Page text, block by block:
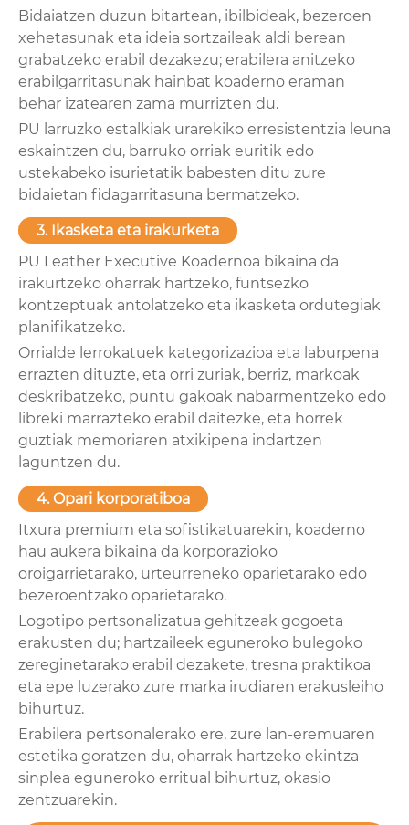
Bidaiatzen duzun bitartean, ibilbideak, bezeroen
xehetasunak eta ideia sortzaileak aldi berean
grabatzeko erabil dezakezu; erabilera anitzeko
erabilgarritasunak hainbat koaderno eraman
behar izatearen zama murrizten du.
PU larruzko estalkiak urarekiko erresistentzia leuna
eskaintzen du, barruko orriak euritik edo
ustekabeko isurietatik babesten ditu zure
bidaietan fidagarritasuna bermatzeko.
3. Ikasketa eta irakurketa
PU Leather Executive Koadernoa bikaina da
irakurtzeko oharrak hartzeko, funtsezko
kontzeptuak antolatzeko eta ikasketa ordutegiak
planifikatzeko.
Orrialde lerrokatuek kategorizazioa eta laburpena
errazten dituzte, eta orri zuriak, berriz, markoak
deskribatzeko, puntu gakoak nabarmentzeko edo
libreki marrazteko erabil daitezke, eta horrek
guztiak memoriaren atxikipena indartzen
laguntzen du.
4. Opari korporatiboa
Itxura premium eta sofistikatuarekin, koaderno
hau aukera bikaina da korporazioko
oroigarrietarako, urteurreneko oparietarako edo
bezeroentzako oparietarako.
Logotipo pertsonalizatua gehitzeak gogoeta
erakusten du; hartzaileek eguneroko bulegoko
zereginetarako erabil dezakete, tresna praktikoa
eta epe luzerako zure marka irudiaren erakusleiho
bihurtuz.
Erabilera pertsonalerako ere, zure lan-eremuaren
estetika goratzen du, oharrak hartzeko ekintza
sinplea eguneroko erritual bihurtuz, okasio
zentzuarekin.